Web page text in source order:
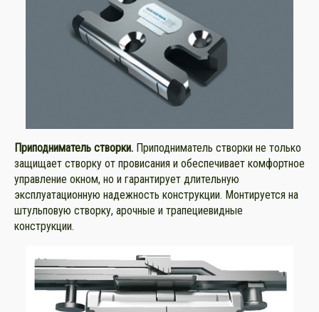
Приподниматель створки. Приподниматель створки не только
защищает створку от провисания и обеспечивает комфортное
управление окном, но и гарантирует длительную
эксплуатационную надежность конструкции. Монтируется на
штульповую створку, арочные и трапециевидные
конструкции.